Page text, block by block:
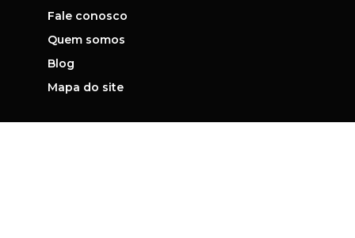
Fale conosco
Quem somos
Blog
Mapa do site